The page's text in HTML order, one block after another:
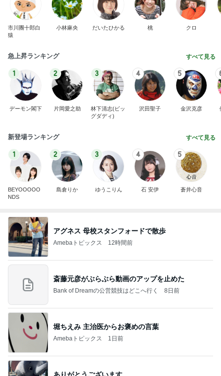
市川團十郎白
猿
小林麻央 だいたひかる 桃 クロ
急上昇ランキング すべて見る
1
デーモン閣下
2
片岡愛之助
3
林下清志(ビッ
グダディ)
4
沢田聖子
5
金沢克彦
新登場ランキング すべて見る
1
BEYOOOOO
NDS
2
島倉りか
3
ゆうこりん
4
石 安伊
5
蒼井心音
アグネス 母校スタンフォードで散歩
Amebaトピックス 12時間前
斎藤元彦がぶらぶら動画のアップを止めた
Bank of Dreamの公営競技はどこへ行く 8日前
堀ちえみ 主治医からお褒めの言葉
Amebaトピックス 1日前
ありがとうございます